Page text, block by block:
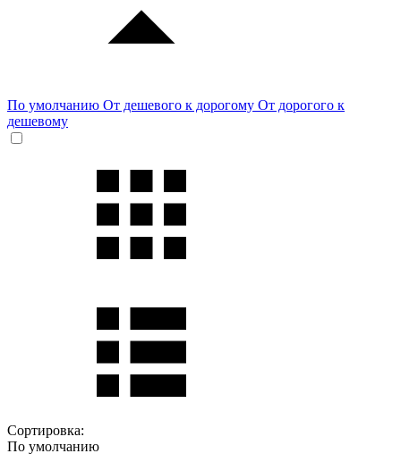
По умолчанию От дешевого к дорогому От дорогого к
дешевому
Сортировка:
По умолчанию